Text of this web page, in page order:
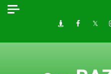
Skip
DraugiemFacebook